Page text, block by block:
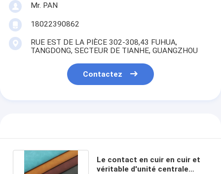
Mr. PAN
18022390862
RUE EST DE LA PIÈCE 302-308,43 FUHUA,
TANGDONG, SECTEUR DE TIANHE, GUANGZHOU
Contactez
Le contact en cuir en cuir et
véritable d'unité centrale